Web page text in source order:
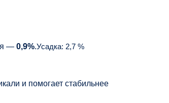
— 0,9%.Усадка: 2,7 %
и помогает стабильнее